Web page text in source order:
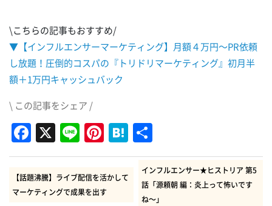
\こちらの記事もおすすめ/
▼【インフルエンサーマーケティング】月額４万円～PR依頼
し放題！圧倒的コスパの『トリドリマーケティング』初月半
額＋1万円キャッシュバック
\ この記事をシェア /
Facebook
X LinePinterest
Hatena
有
【話題沸騰】ライブ配信を活かして
マーケティングで成果を出す
インフルエンサー★ヒストリア 第5
話「源頼朝 編：炎上って怖いです
ね～」